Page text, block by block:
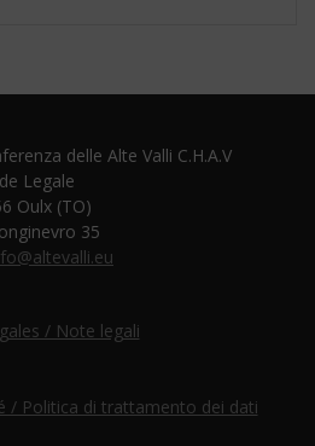
delle Alte Valli C.H.A.V
Legale
Oulx (TO)
35
/ Note legali
/ Politica di trattamento dei dati